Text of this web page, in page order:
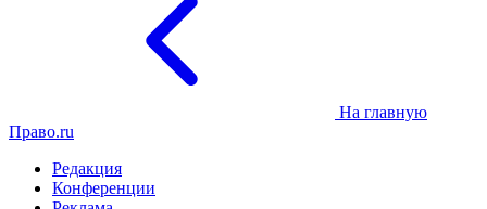
На главную
Право.ru
Редакция
Конференции